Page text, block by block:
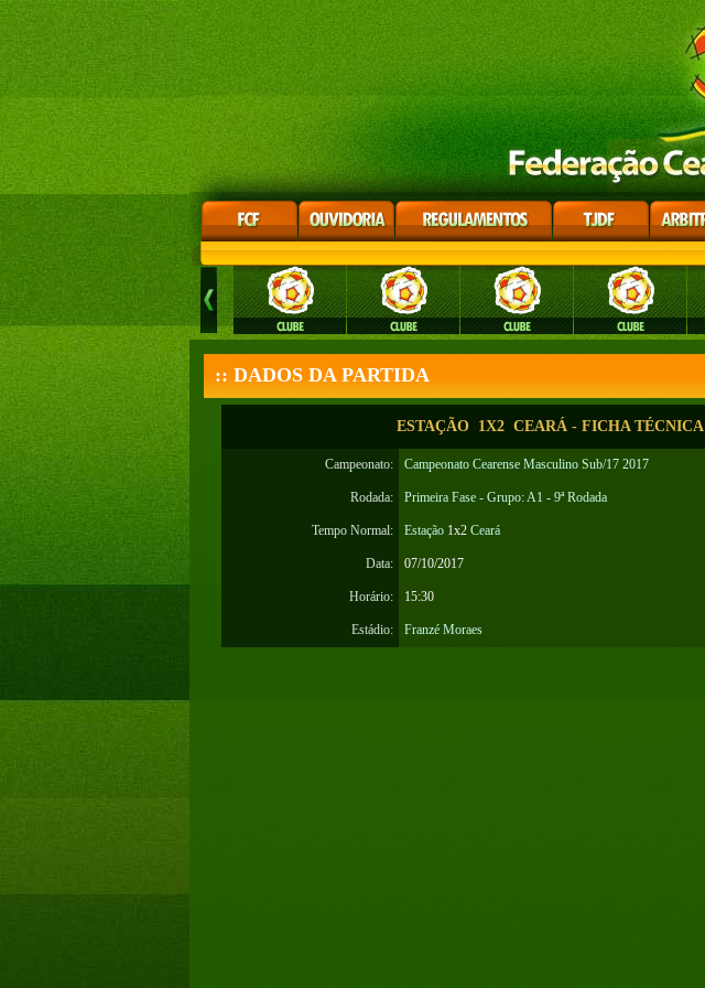
:: DADOS DA PARTIDA
ESTAÇÃO 1X2 CEARÁ - FICHA TÉCNICA
Campeonato: Campeonato Cearense Masculino Sub/17 2017
Rodada: Primeira Fase - Grupo: A1 - 9ª Rodada
Tempo Normal: Estação1x2 Ceará
Data: 07/10/2017
Horário: 15:30
Estádio: Franzé Moraes